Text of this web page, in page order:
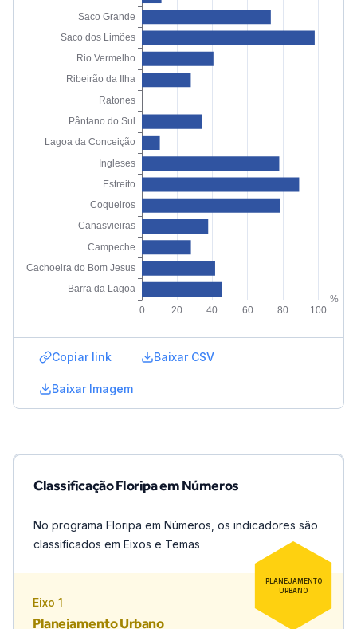
Copiar link Baixar CSV
Baixar Imagem
Classificação Floripa em Números
No programa Floripa em Números, os indicadores são
classificados em Eixos e Temas
Eixo 1
Planejamento Urbano
PLANEJAMENTO
URBANO